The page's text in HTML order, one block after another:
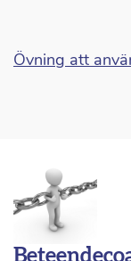
Övning att